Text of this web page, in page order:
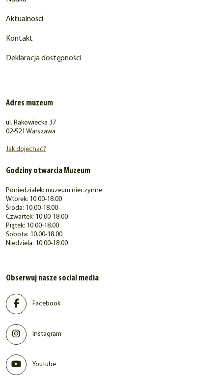
Aktualności
Kontakt
Deklaracja dostępności
Adres muzeum
ul. Rakowiecka 37
02-521 Warszawa
Jak dojechać?
Godziny otwarcia Muzeum
Poniedziałek: muzeum nieczynne
Wtorek: 10.00-18.00
Środa: 10.00-18.00
Czwartek: 10.00-18.00
Piątek: 10.00-18.00
Sobota: 10.00-18.00
Niedziela: 10.00-18.00
Obserwuj nasze social media
Facebook
Instagram
Youtube